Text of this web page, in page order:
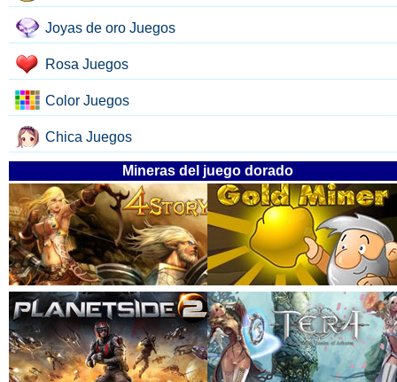
Joyas de oro Juegos
Rosa Juegos
Color Juegos
Chica Juegos
Mineras del juego dorado